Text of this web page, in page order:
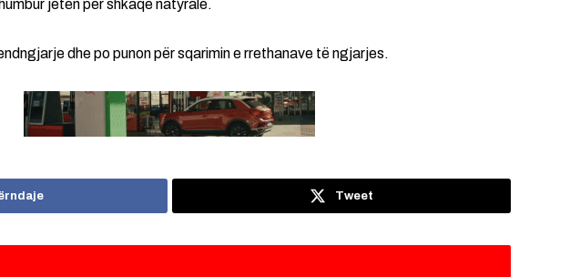
jetën për shkaqe natyrale.
dhe po punon për sqarimin e rrethanave të ngjarjes.
Tweet